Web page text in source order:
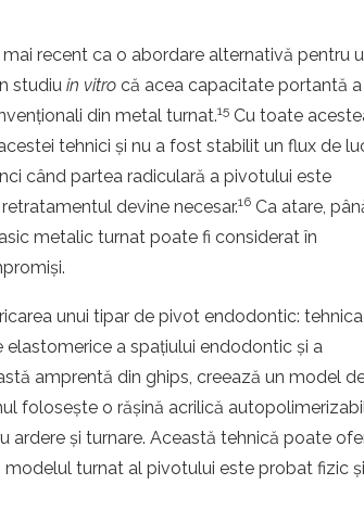
recent ca o abordare alternativă pentru
studiu in vitro că acea capacitate portantă a
din metal turnat.15 Cu toate
tehnici și nu a fost stabilit un flux de
când partea radiculară a pivotului este
devine necesar.16 Ca atare,
metalic turnat poate fi considerat în
unui tipar de pivot endodontic: tehnica
a spațiului endodontic și a
amprentă din ghips, creează un model
folosește o rășină acrilică
ardere și turnare. Această tehnică poate
turnat al pivotului este probat fizic și